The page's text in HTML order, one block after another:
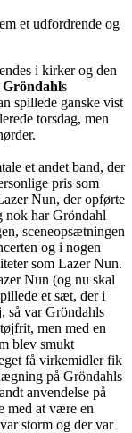
et udfordrende og
i kirker og den
Gröndahls
spillede ganske vist
torsdag, men
et andet band, der
pris som
Nun, der opførte
nok har Gröndahl
sceneopsætningen
og i nogen
som Lazer Nun.
Nun (og nu skal
et sæt, der i
så var Gröndahls
men med en
blev smukt
få virkemidler fik
på Gröndahls
anvendelse på
med at være en
storm og der var